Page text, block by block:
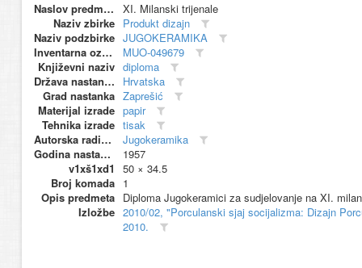
Naslov predmeta
XI. Milanski trijenale
Naziv zbirke Produkt dizajn
Naziv podzbirke JUGOKERAMIKA
Inventarna oznaka
MUO-049679
Književni naziv diploma
Država nastanka
Hrvatska
Grad nastanka Zaprešić
Materijal izrade papir
Tehnika izrade tisak
Autorska radionica (proizvođač)
Jugokeramika
Godina nastanka
1957
v1xš1xd1
50 × 34.5
Broj komada 1
Opis predmeta Diploma Jugokeramici za sudjelovanje na XI.
Izložbe 2010/02, "Porculanski sjaj socijalizma: Dizajn
2010.